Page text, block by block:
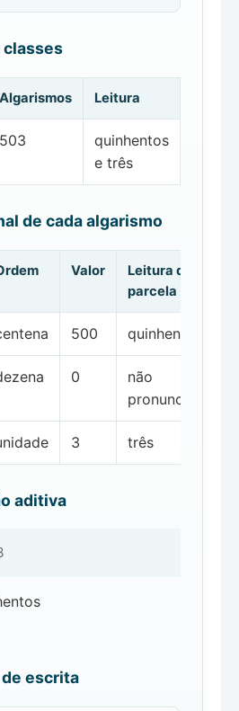
classes
Algarismos Leitura
503
quinhentos
e três
de cada algarismo
Valor
Leitura da
parcela
500 quinhentos
0
não
pronunciada
3 três
aditiva
escrita